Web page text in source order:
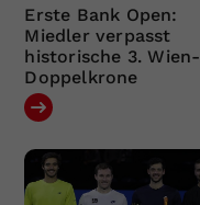
Erste Bank Open:
Miedler verpasst
historische 3. Wien-
Doppelkrone